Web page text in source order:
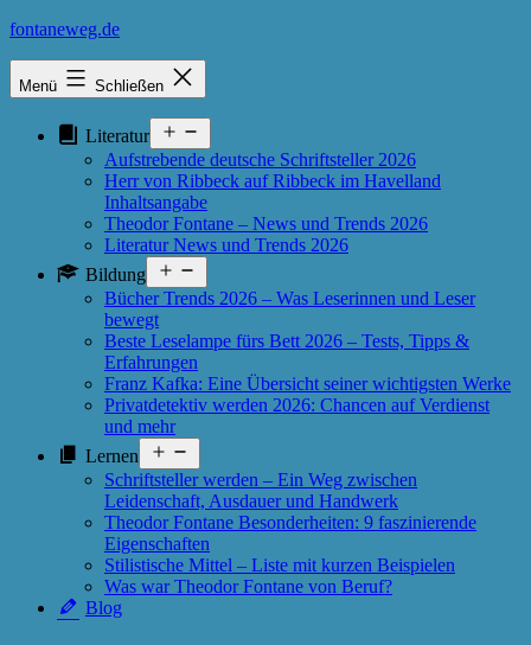
Zum
springen
fontaneweg.de
Menü Schließen
Literatur
öffnen
Aufstrebende deutsche Schriftsteller 2026
Herr von Ribbeck auf Ribbeck im Havelland
Inhaltsangabe
Theodor Fontane – News und Trends 2026
Literatur News und Trends 2026
Bildung
öffnen
Bücher Trends 2026 – Was Leserinnen und Leser
bewegt
Beste Leselampe fürs Bett 2026 – Tests, Tipps &
Erfahrungen
Franz Kafka: Eine Übersicht seiner wichtigsten Werke
Privatdetektiv werden 2026: Chancen auf Verdienst
und mehr
Lernen
öffnen
Schriftsteller werden – Ein Weg zwischen
Leidenschaft, Ausdauer und Handwerk
Theodor Fontane Besonderheiten: 9 faszinierende
Eigenschaften
Stilistische Mittel – Liste mit kurzen Beispielen
Was war Theodor Fontane von Beruf?
Blog